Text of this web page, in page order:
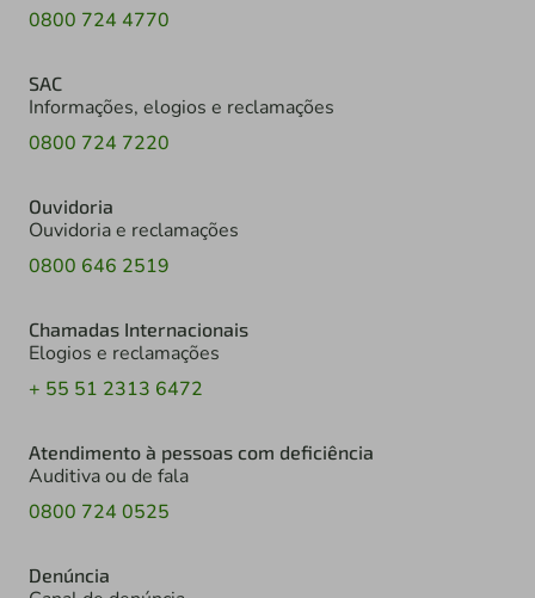
0800 724 4770
SAC
Informações, elogios e reclamações
0800 724 7220
Ouvidoria
Ouvidoria e reclamações
0800 646 2519
Chamadas Internacionais
Elogios e reclamações
+ 55 51 2313 6472
Atendimento à pessoas com deficiência
Auditiva ou de fala
0800 724 0525
Denúncia